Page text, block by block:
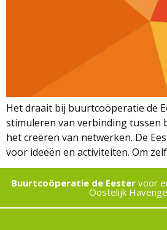
Het draait bij buurtcoöperatie de
stimuleren van verbinding tussen
het creëren van netwerken. De
voor ideeën en activiteiten. Om
Buurtcoöperatie de Eestervoor
Oostelijk